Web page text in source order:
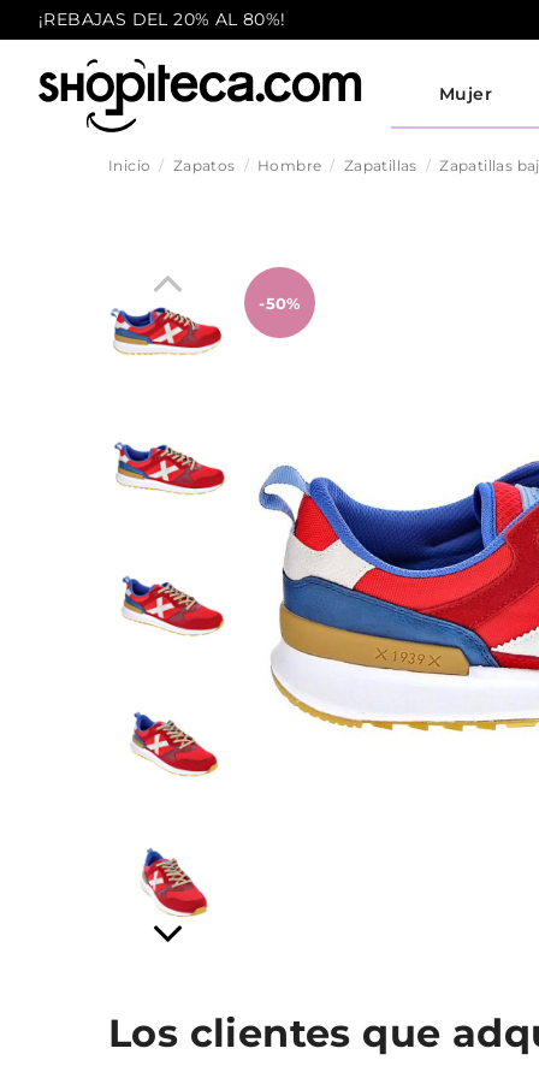
¡REBAJAS DEL 20% AL 80%!
Mujer
Inicio Zapatos Hombre Zapatillas Zapatillas
-50%
Los clientes que